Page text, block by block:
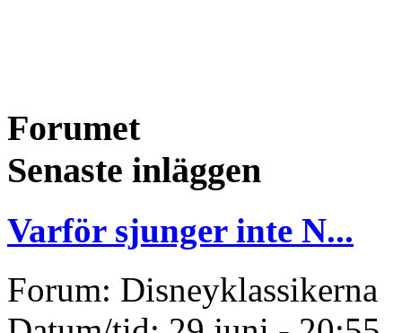
Forumet
Senaste inläggen
Varför sjunger inte N...
Forum: Disneyklassikerna